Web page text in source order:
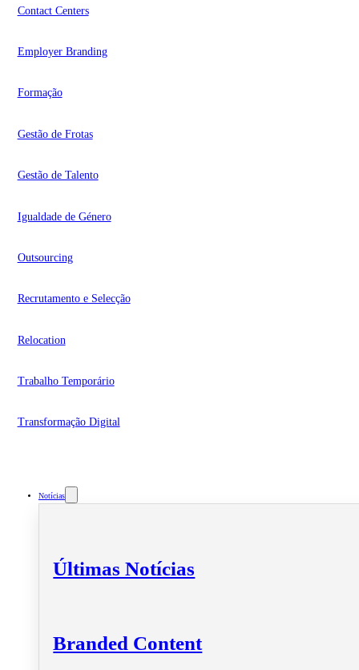
Contact Centers
Employer Branding
Formação
Gestão de Frotas
Gestão de Talento
Igualdade de Género
Outsourcing
Recrutamento e Selecção
Relocation
Trabalho Temporário
Transformação Digital
Notícias
Últimas Notícias
Branded Content